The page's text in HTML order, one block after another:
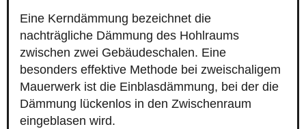
Eine Kerndämmung bezeichnet die
nachträgliche Dämmung des Hohlraums
zwischen zwei Gebäudeschalen. Eine
besonders effektive Methode bei zweischaligem
Mauerwerk ist die Einblasdämmung, bei der die
Dämmung lückenlos in den Zwischenraum
eingeblasen wird.